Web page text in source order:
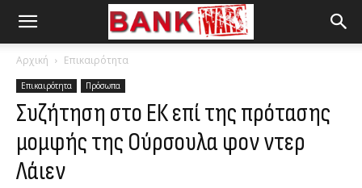
Αρχική Επικαιρότητα
Επικαιρότητα Πρόσωπα
Συζήτηση στο ΕΚ επί της πρότασης
μομφής της Ούρσουλα φον ντερ
Λάιεν